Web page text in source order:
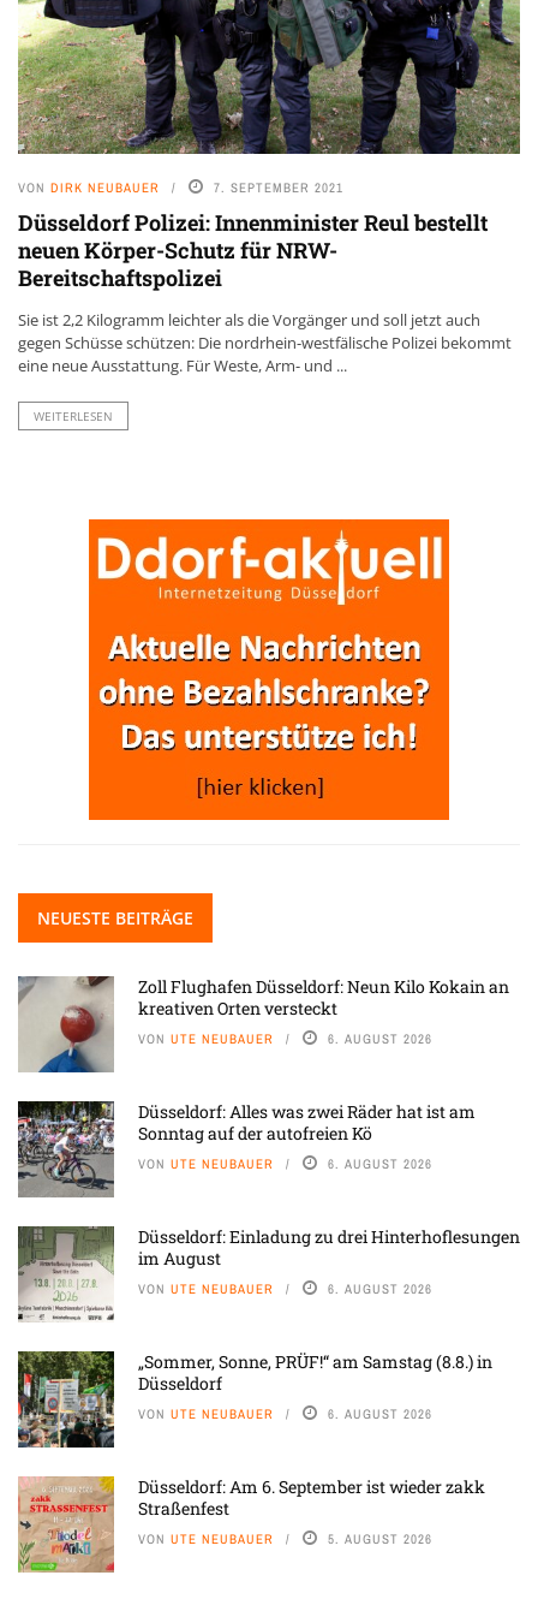
VON DIRK NEUBAUER 7. SEPTEMBER 2021
Düsseldorf Polizei: Innenminister Reul bestellt
neuen Körper-Schutz für NRW-
Bereitschaftspolizei
Sie ist 2,2 Kilogramm leichter als die Vorgänger und soll jetzt auch
gegen Schüsse schützen: Die nordrhein-westfälische Polizei bekommt
eine neue Ausstattung. Für Weste, Arm- und ...
WEITERLESEN
NEUESTE BEITRÄGE
Zoll Flughafen Düsseldorf: Neun Kilo Kokain an
kreativen Orten versteckt
VON UTE NEUBAUER 6. AUGUST 2026
Düsseldorf: Alles was zwei Räder hat ist am
Sonntag auf der autofreien Kö
VON UTE NEUBAUER 6. AUGUST 2026
Düsseldorf: Einladung zu drei Hinterhoflesungen
im August
VON UTE NEUBAUER 6. AUGUST 2026
„Sommer, Sonne, PRÜF!“ am Samstag (8.8.) in
Düsseldorf
VON UTE NEUBAUER 6. AUGUST 2026
Düsseldorf: Am 6. September ist wieder zakk
Straßenfest
VON UTE NEUBAUER 5. AUGUST 2026